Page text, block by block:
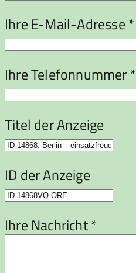
Ihre E-Mail-Adresse *
Ihre Telefonnummer *
Titel der Anzeige
ID der Anzeige
Ihre Nachricht *